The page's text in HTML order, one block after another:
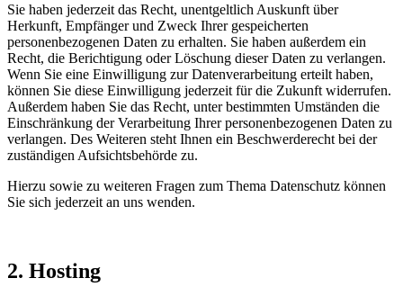
Sie haben jederzeit das Recht, unentgeltlich Auskunft über
Herkunft, Empfänger und Zweck Ihrer gespeicherten
personenbezogenen Daten zu erhalten. Sie haben außerdem ein
Recht, die Berichtigung oder Löschung dieser Daten zu verlangen.
Wenn Sie eine Einwilligung zur Datenverarbeitung erteilt haben,
können Sie diese Einwilligung jederzeit für die Zukunft widerrufen.
Außerdem haben Sie das Recht, unter bestimmten Umständen die
Einschränkung der Verarbeitung Ihrer personenbezogenen Daten zu
verlangen. Des Weiteren steht Ihnen ein Beschwerderecht bei der
zuständigen Aufsichtsbehörde zu.
Hierzu sowie zu weiteren Fragen zum Thema Datenschutz können
Sie sich jederzeit an uns wenden.
2. Hosting